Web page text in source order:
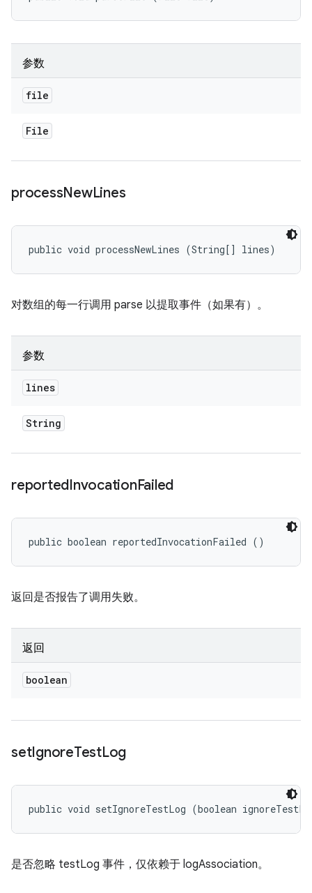
参数
file
File
processNewLines
public void processNewLines (String[] lines)
对数组的每一行调用 parse 以提取事件（如果有）。
参数
lines
String
reportedInvocationFailed
public boolean reportedInvocationFailed ()
返回是否报告了调用失败。
返回
boolean
setIgnoreTestLog
public void setIgnoreTestLog (boolean
是否忽略 testLog 事件，仅依赖于 logAssociation。